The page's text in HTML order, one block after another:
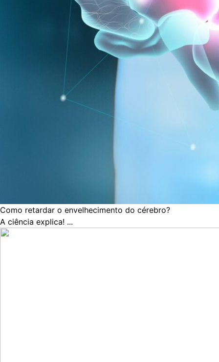
Como retardar o envelhecimento do cérebro?
A ciência explica! ...